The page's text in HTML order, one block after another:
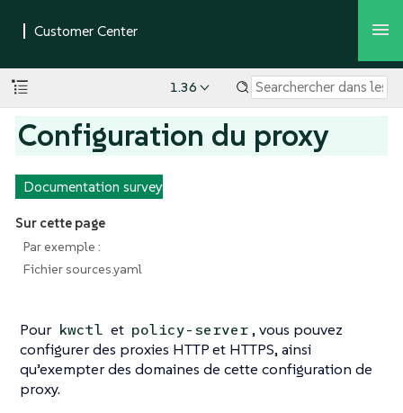
1.36
Configuration du proxy
Documentation survey
Sur cette page
Par exemple :
Fichier sources.yaml
Pour kwctl et policy-server, vous pouvez
configurer des proxies HTTP et HTTPS, ainsi
qu’exempter des domaines de cette configuration de
proxy.